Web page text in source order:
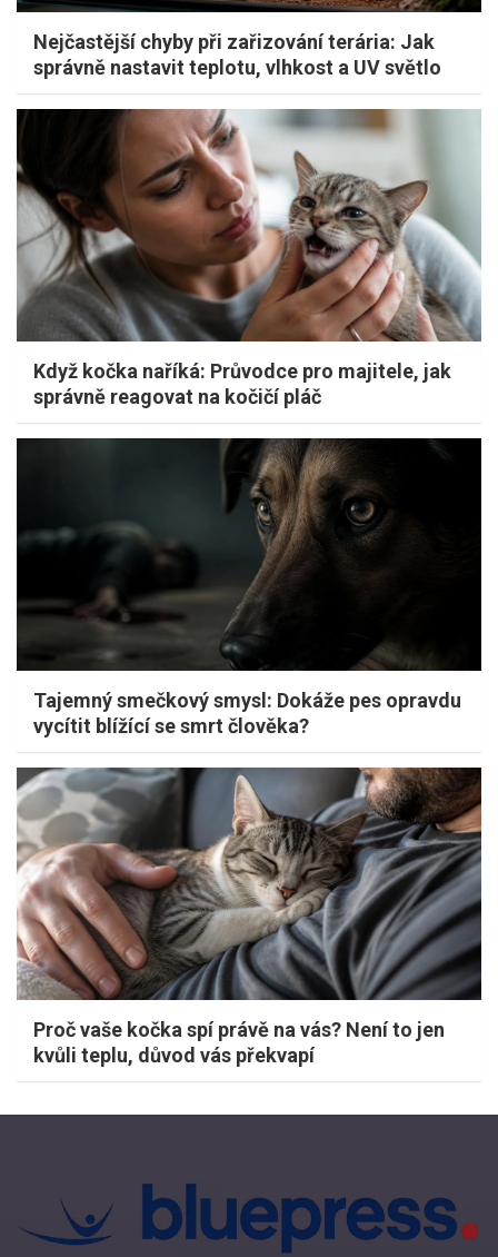
Nejčastější chyby při zařizování terária: Jak
správně nastavit teplotu, vlhkost a UV světlo
Když kočka naříká: Průvodce pro majitele, jak
správně reagovat na kočičí pláč
Tajemný smečkový smysl: Dokáže pes opravdu
vycítit blížící se smrt člověka?
Proč vaše kočka spí právě na vás? Není to jen
kvůli teplu, důvod vás překvapí